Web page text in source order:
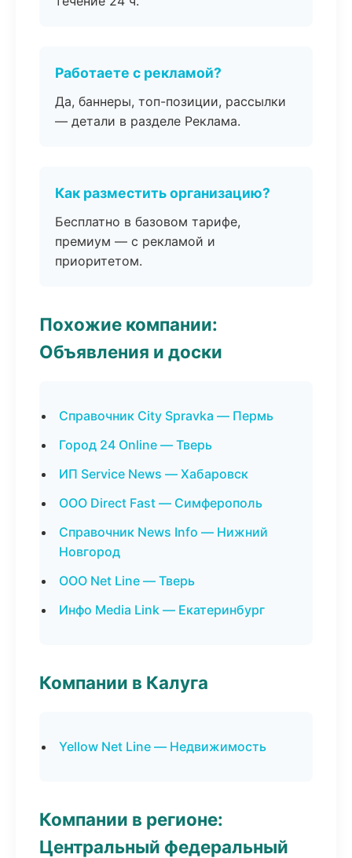
Работаете с рекламой?
Да, баннеры, топ-позиции, рассылки
— детали в разделе Реклама.
Как разместить организацию?
Бесплатно в базовом тарифе,
премиум — с рекламой и
приоритетом.
Похожие компании:
Объявления и доски
Справочник City Spravka — Пермь
Город 24 Online — Тверь
ИП Service News — Хабаровск
ООО Direct Fast — Симферополь
Справочник News Info — Нижний
Новгород
ООО Net Line — Тверь
Инфо Media Link — Екатеринбург
Компании в Калуга
Yellow Net Line — Недвижимость
Компании в регионе:
Центральный федеральный